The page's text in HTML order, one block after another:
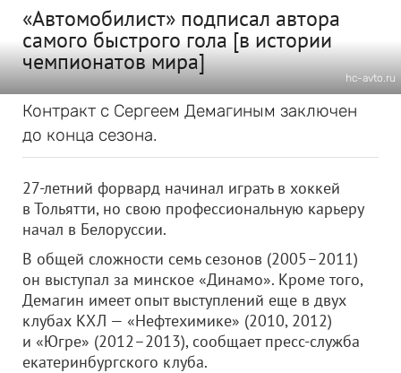
«Автомобилист» подписал автора
самого быстрого гола [в истории
чемпионатов мира]
hc-avto.ru
Контракт с Сергеем Демагиным заключен
до конца сезона.
27-летний форвард начинал играть в хоккей
в Тольятти, но свою профессиональную карьеру
начал в Белоруссии.
В общей сложности семь сезонов (2005–2011)
он выступал за минское «Динамо». Кроме того,
Демагин имеет опыт выступлений еще в двух
клубах КХЛ — «Нефтехимике» (2010, 2012)
и «Югре» (2012–2013), сообщает пресс-служба
екатеринбургского клуба.